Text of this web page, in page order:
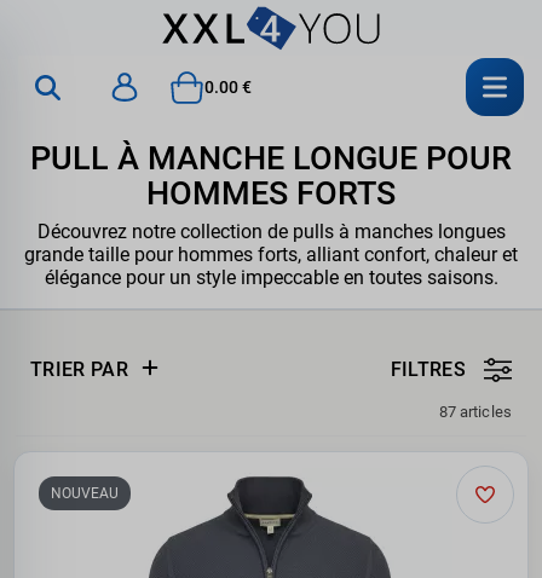
0.00 €
PULL À MANCHE LONGUE POUR
HOMMES FORTS
Découvrez notre collection de pulls à manches longues
grande taille pour hommes forts, alliant confort, chaleur et
élégance pour un style impeccable en toutes saisons.
TRIER PAR FILTRES
87 articles
NOUVEAU